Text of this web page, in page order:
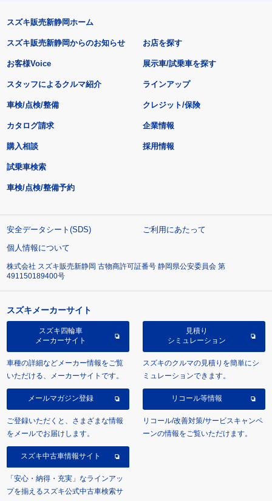
スズキ販売新静岡ホーム
スズキ販売新静岡からのお知らせ
お客様Voice
スタッフによるクルマ紹介
お店を探す
展示車/試乗車を探す
ラインアップ
車検/点検/整備 クレジット/保険
カタログ請求
購入相談
試乗車検索
車検/点検/整備予約
企業情報
採用情報
安全データシート(SDS)
ご利用にあたって
個人情報について
株式会社 スズキ販売新静岡 古物商許可証番号 静岡県公安委員会 第
491150189400号
スズキメーカーサイト
スズキ四輪車
メーカーサイト
車種の詳細などメーカー情報をご覧
いただける、メーカーサイトです。
見積り
シミュレーション
スズキのクルマの見積りを簡単にシ
ミュレーションできます。
メールマガジン登録
ご登録いただくと、さまざまな情報
をメールでお届けします。
リコール等情報
リコール/改善対策/サービスキャンペ
ーンの情報をご覧いただけます。
スズキ中古車情報サイト
「安心・納得・充実」なラインアッ
プを揃えるスズキ公式中古車検索サ